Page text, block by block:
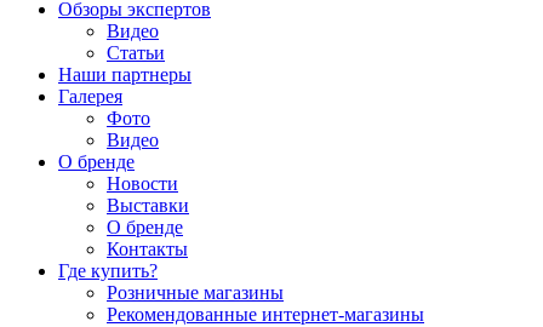
Обзоры экспертов
Видео
Статьи
Наши партнеры
Галерея
Фото
Видео
О бренде
Новости
Выставки
О бренде
Контакты
Где купить?
Розничные магазины
Рекомендованные интернет-магазины